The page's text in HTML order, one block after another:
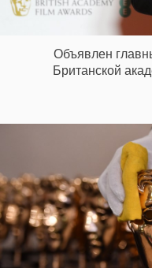
Объявлен
Британской